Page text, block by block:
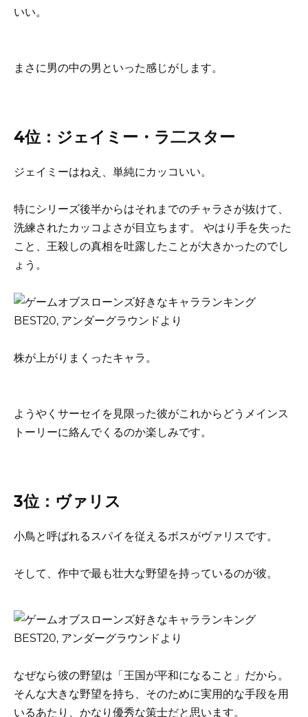
いい。
まさに男の中の男といった感じがします。
4位：ジェイミー・ラ二スター
ジェイミーはねえ、単純にカッコいい。
特にシリーズ後半からはそれまでのチャラさが抜けて、
洗練されたカッコよさが目立ちます。 やはり手を失った
こと、王殺しの真相を吐露したことが大きかったのでし
ょう。
株が上がりまくったキャラ。
ようやくサーセイを見限った彼がこれからどうメインス
トーリーに絡んでくるのか楽しみです。
3位：ヴァリス
小鳥と呼ばれるスパイを従えるボスがヴァリスです。
そして、作中で最も壮大な野望を持っているのが彼。
なぜなら彼の野望は「王国が平和になること」だから。
そんな大きな野望を持ち、そのために実用的な手段を用
いるあたり、かなり優秀な策士だと思います。